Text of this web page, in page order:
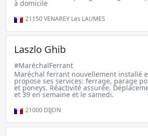
à domicile
21150VENAREY Les LAUMES
Laszlo Ghib
#MaréchalFerrant
Maréchal ferrant nouvellement installé
propose ses services: ferrage, parage
et poneys. Réactivité assurée.
et 39 en semaine et le samedi.
21000 DIJON